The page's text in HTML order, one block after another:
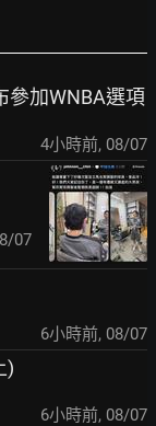
參加WNBA選項
4小時前, 08/07
07
6小時前, 08/07
)
6小時前, 08/07